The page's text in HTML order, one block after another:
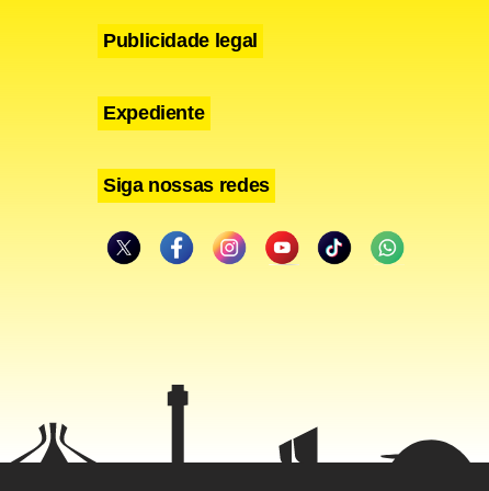
do
em razão
Publicidade legal
Expediente
Siga nossas redes